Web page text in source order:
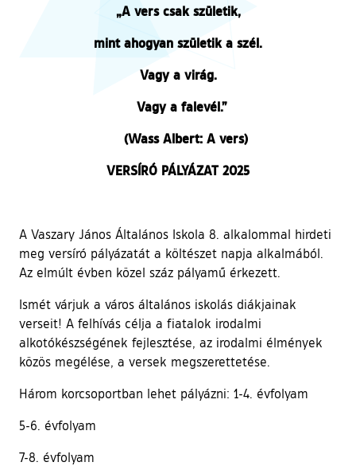
„A vers csak születik,
mint ahogyan születik a szél.
Vagy a virág.
Vagy a falevél.”
(Wass Albert: A vers)
VERSÍRÓ PÁLYÁZAT 2025
A Vaszary János Általános Iskola 8. alkalommal hirdeti
meg versíró pályázatát a költészet napja alkalmából.
Az elmúlt évben közel száz pályamű érkezett.
Ismét várjuk a város általános iskolás diákjainak
verseit! A felhívás célja a fiatalok irodalmi
alkotókészségének fejlesztése, az irodalmi élmények
közös megélése, a versek megszerettetése.
Három korcsoportban lehet pályázni: 1-4. évfolyam
5-6. évfolyam
7-8. évfolyam